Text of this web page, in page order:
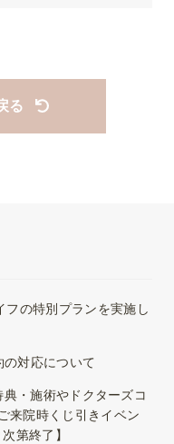
る
フの特別プランを実施し
対応について
・施術やドクターズコ
来院時くじ引きイベン
第終了】